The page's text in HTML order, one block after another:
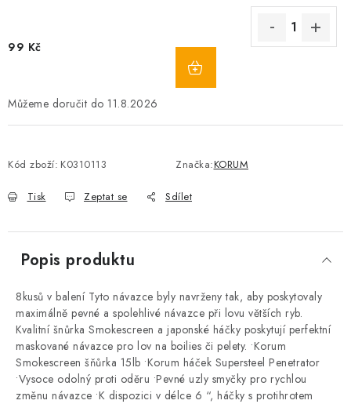
99 Kč
11.8.2026
Kód zboží: K0310113 Značka:KORUM
Tisk Zeptat se Sdílet
Popis produktu
8kusů v balení Tyto návazce byly navrženy tak, aby poskytovaly
maximálně pevné a spolehlivé návazce při lovu větších ryb.
Kvalitní šnůrka Smokescreen a japonské háčky poskytují perfektní
maskované návazce pro lov na boilies či pelety. •Korum
Smokescreen šňůrka 15lb •Korum háček Supersteel Penetrator
•Vysoce odolný proti oděru •Pevné uzly smyčky pro rychlou
změnu návazce •K dispozici v délce 6 “, háčky s protihrotem